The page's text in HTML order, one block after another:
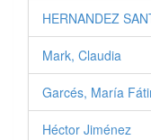
HERNANDEZ
Mark, Claudia
Garcés, María
Héctor Jiménez